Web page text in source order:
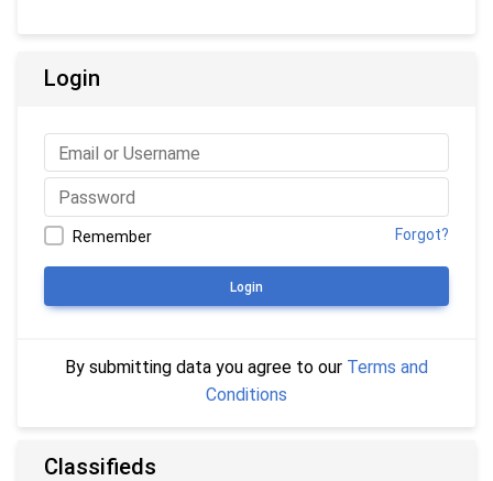
Login
Remember Forgot?
Login
By submitting data you agree to our Terms and
Conditions
Classifieds